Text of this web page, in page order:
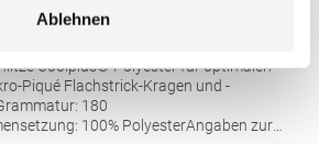
Ablehnen
Coolplus®
100% PolyesterAngaben zur